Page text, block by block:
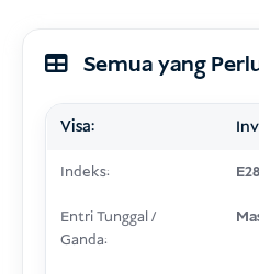
Semua yang
Visa:
Indeks:
Entri Tunggal /
Ganda: